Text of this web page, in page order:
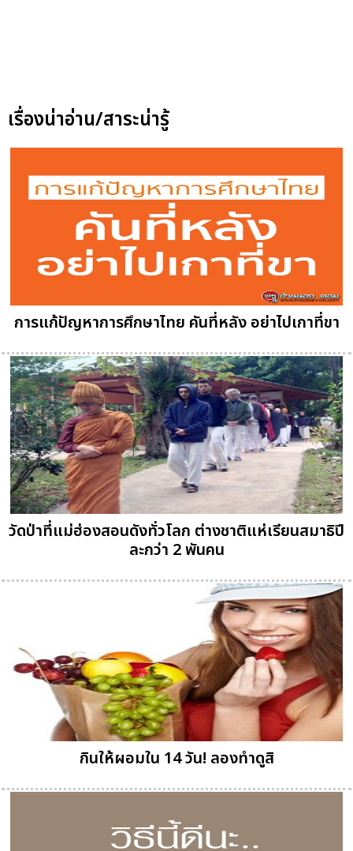
เรื่องน่าอ่าน/สาระน่ารู้
การแก้ปัญหาการศึกษาไทย คันที่หลัง อย่าไปเกาที่ขา
วัดป่าที่แม่ฮ่องสอนดังทั่วโลก ต่างชาติแห่เรียนสมาธิปี
ละกว่า 2 พันคน
กินให้ผอมใน 14 วัน! ลองทำดูสิ